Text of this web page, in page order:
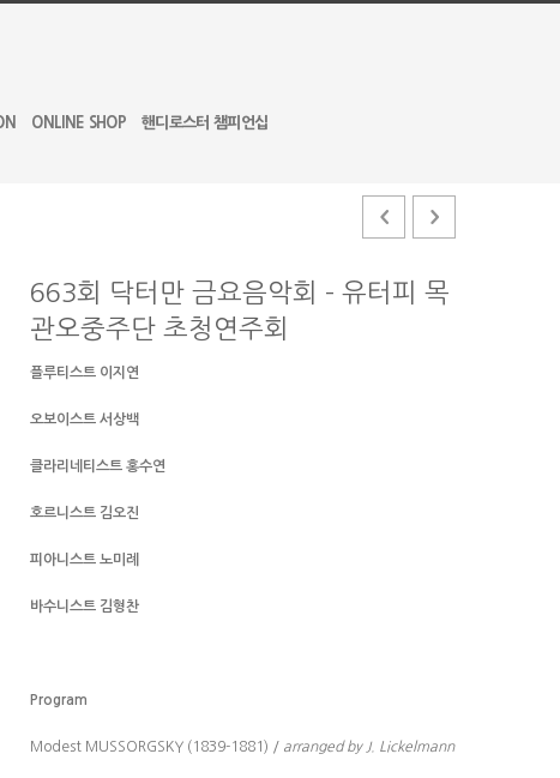
ONLINE SHOP 핸디로스터 챔피언십
663회 닥터만 금요음악회 – 유터피 목
관오중주단 초청연주회
플루티스트 이지연
오보이스트 서상백
클라리네티스트 홍수연
호르니스트 김오진
피아니스트 노미례
바수니스트 김형찬
Program
Modest MUSSORGSKY (1839-1881) / arranged by J. Lickelmann